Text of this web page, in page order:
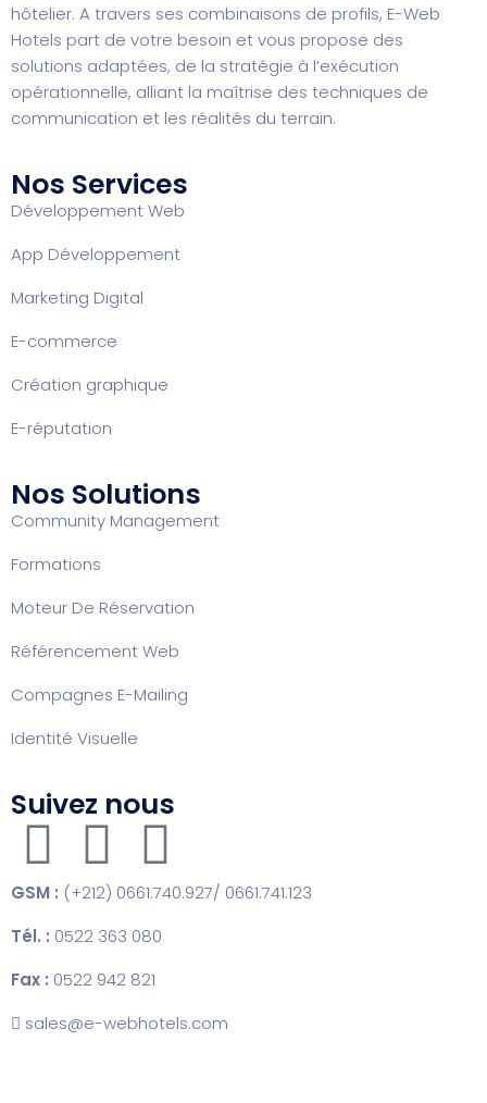
hôtelier. A travers ses combinaisons de profils, E-Web
Hotels part de votre besoin et vous propose des
solutions adaptées, de la stratégie à l’exécution
opérationnelle, alliant la maîtrise des techniques de
communication et les réalités du terrain.
Nos Services
Développement Web
App Développement
Marketing Digital
E-commerce
Création graphique
E-réputation
Nos Solutions
Community Management
Formations
Moteur De Réservation
Référencement Web
Compagnes E-Mailing
Identité Visuelle
Suivez nous
GSM : (+212) 0661.740.927/ 0661.741.123
Tél. : 0522 363 080
Fax : 0522 942 821
sales@e-webhotels.com